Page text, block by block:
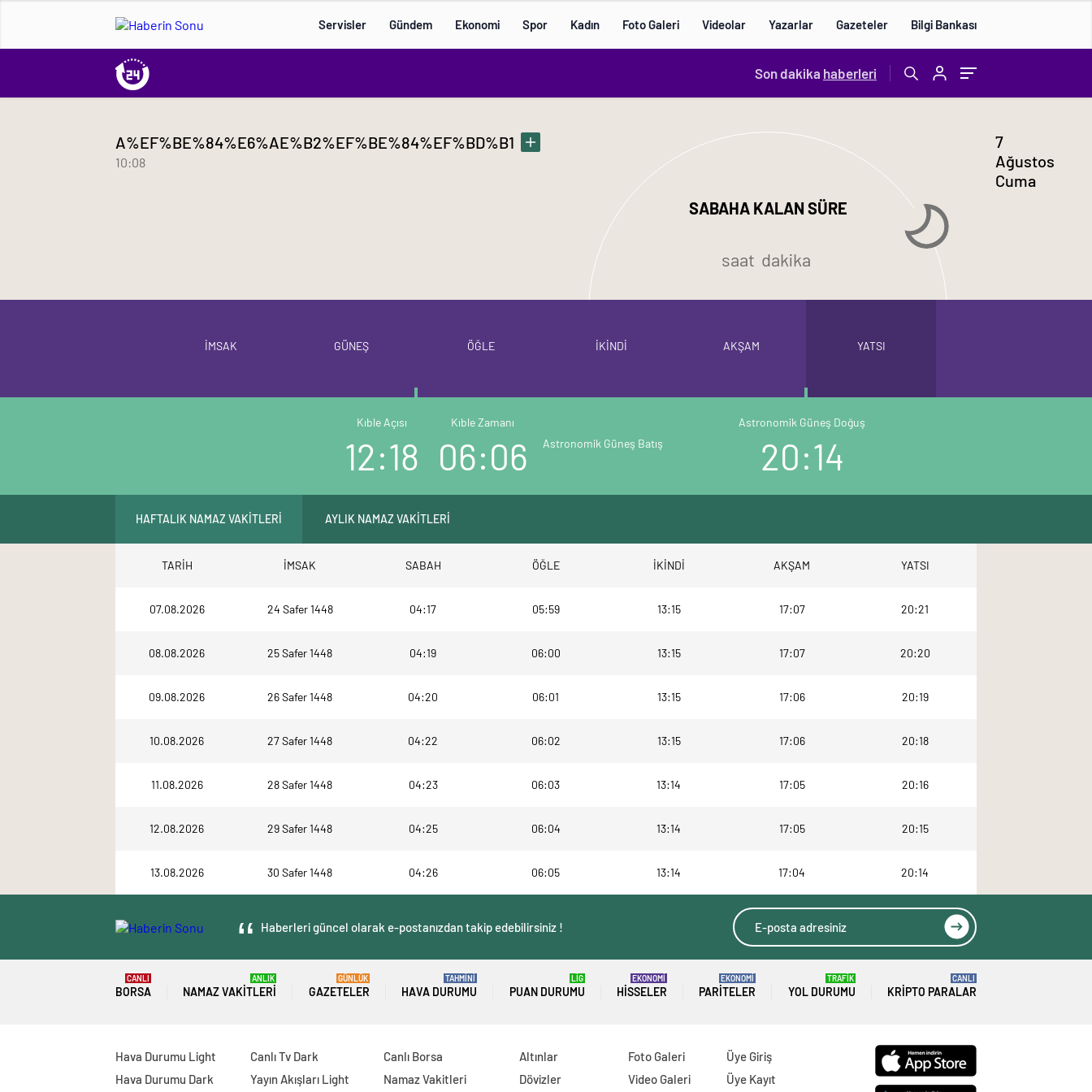
Servisler Gündem Ekonomi Spor Kadın Foto Galeri Videolar Yazarlar Gazeteler Bilgi Bankası
Son dakika haberleri
A%EF%BE%84%E6%AE%B2%EF%BE%84%EF%BD%B1
10:08
SABAHA KALAN SÜRE
saat dakika
7
Ağustos
Cuma
İMSAK GÜNEŞ ÖĞLE İKİNDİ AKŞAM YATSI
Kıble Açısı
12:18
Kıble Zamanı
06:06
Astronomik Güneş Doğuş
20:14
Astronomik Güneş Batış
HAFTALIK NAMAZ VAKİTLERİ AYLIK NAMAZ VAKİTLERİ
TARİH İMSAK SABAH ÖĞLE İKİNDİ AKŞAM YATSI
07.08.2026 24 Safer 1448 04:17 05:59 13:15 17:07 20:21
08.08.2026 25 Safer 1448 04:19 06:00 13:15 17:07 20:20
09.08.2026 26 Safer 1448 04:20 06:01 13:15 17:06 20:19
10.08.2026 27 Safer 1448 04:22 06:02 13:15 17:06 20:18
11.08.2026 28 Safer 1448 04:23 06:03 13:14 17:05 20:16
12.08.2026 29 Safer 1448 04:25 06:04 13:14 17:05 20:15
13.08.2026 30 Safer 1448 04:26 06:05 13:14 17:04 20:14
Haberleri güncel olarak e-postanızdan takip edebilirsiniz !
BORSA
CANLI
NAMAZ VAKITLERI
ANLIK
GAZETELER
GÜNLÜK
HAVA DURUMU
TAHMİNİ
PUAN DURUMU
LİG
HISSELER
EKONOMİ
PARITELER
EKONOMİ
YOL DURUMU
TRAFİK
KRIPTO PARALAR
CANLI
Hava Durumu Light
Hava Durumu Dark
Canlı Tv Dark
Yayın Akışları Light
Canlı Borsa
Namaz Vakitleri
Altınlar
Dövizler
Foto Galeri
Video Galeri
Üye Giriş
Üye Kayıt